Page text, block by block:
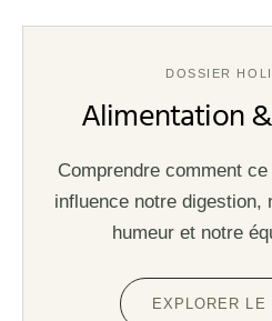
DOSSIER
Alimentation
Comprendre comment
influence notre digestion,
humeur et notre
EXPLORER LE